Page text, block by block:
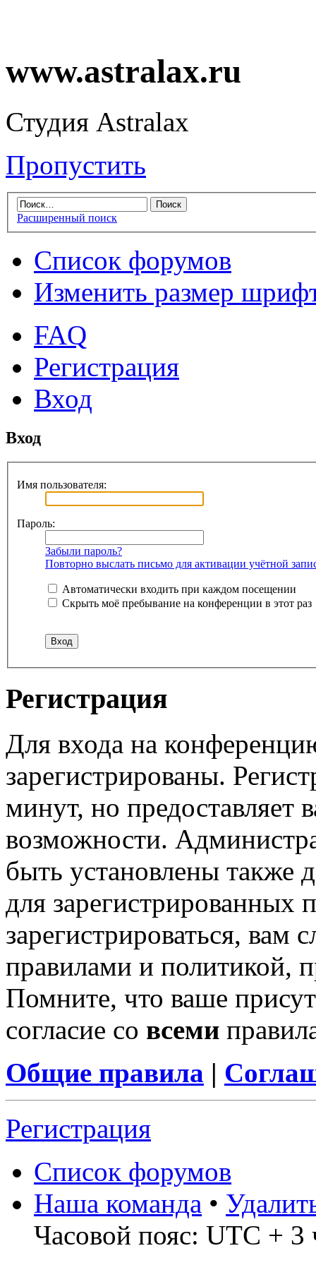
www.astralax.ru
Студия Astralax
Пропустить
Расширенный поиск
Список форумов
Изменить размер
FAQ
Регистрация
Вход
Вход
Имя пользователя:
Пароль:
Забыли пароль?
Повторно выслать письмо для активации учётной
Автоматически входить при каждом посещении
Скрыть моё пребывание на конференции в этот раз
Регистрация
Для входа на
зарегистрированы.
минут, но предоставляет
возможности.
быть установлены также
для зарегистрированных
зарегистрироваться, вам
правилами и политикой,
Помните, что ваше
согласие со всеми
Общие правила |
Регистрация
Список форумов
Наша команда •
Часовой пояс: UTC + 3